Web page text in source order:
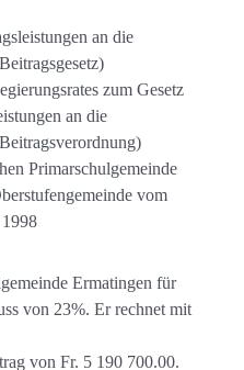
an die
zum Gesetz
an die
Primarschulgemeinde
vom
Ermatingen für
von 23%. Er rechnet mit
von Fr. 5 190 700.00.